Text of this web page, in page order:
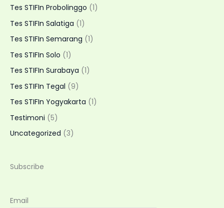
Tes STIFIn Probolinggo (1)
Tes STIFIn Salatiga (1)
Tes STIFIn Semarang (1)
Tes STIFIn Solo (1)
Tes STIFIn Surabaya (1)
Tes STIFIn Tegal (9)
Tes STIFIn Yogyakarta (1)
Testimoni (5)
Uncategorized (3)
Subscribe
Email